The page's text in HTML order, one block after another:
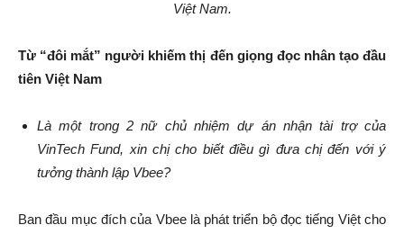
Việt Nam.
Từ “đôi mắt” người khiếm thị đến giọng đọc nhân tạo đầu
tiên Việt Nam
Là một trong 2 nữ chủ nhiệm dự án nhận tài trợ của
VinTech Fund, xin chị cho biết điều gì đưa chị đến với ý
tưởng thành lập Vbee?
Ban đầu mục đích của Vbee là phát triển bộ đọc tiếng Việt cho